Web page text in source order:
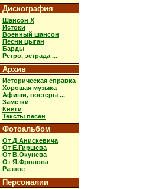
Дискография
Шансон X
Истоки
Военный шансон
Песни цыган
Барды
Ретро, эстрада ...
Архив
Историческая справка
Хорошая музыка
Афиши, постеры ...
Заметки
Книги
Тексты песен
Фотоальбом
От Д.Анискевича
От Е.Гиршева
От В.Окунева
От Я.Фролова
Разное
Персоналии